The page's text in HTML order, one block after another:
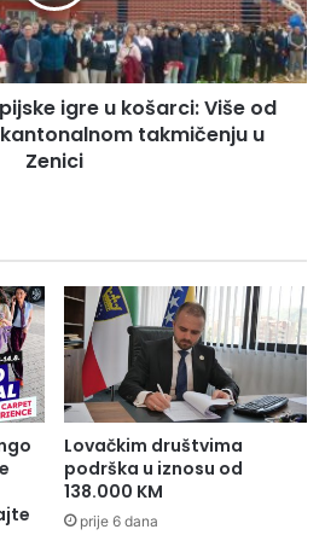
igre u košarci: Više od
takmičenju u
Zenici
Lovačkim društvima
podrška u iznosu od
138.000 KM
prije 6 dana